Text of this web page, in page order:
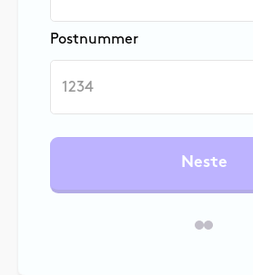
Postnummer
Neste